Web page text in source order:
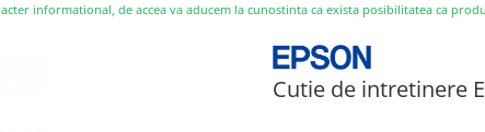
informational, de accea va aducem la cunostinta ca exista posibilitatea ca
Cutie de intretinere